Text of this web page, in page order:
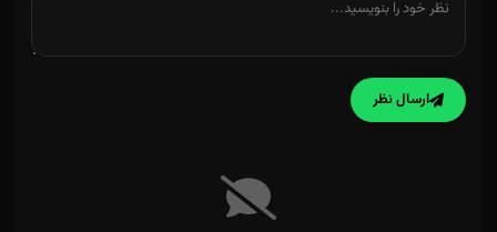
ارسال نظر